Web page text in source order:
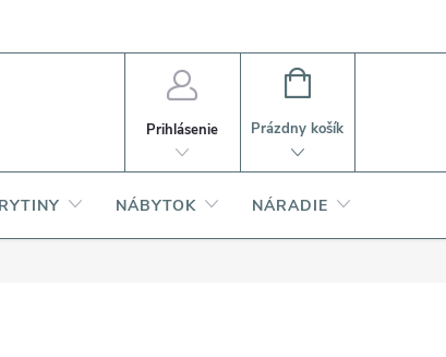
Prihlásenie
NÁKUPNÝ
Prázdny košík
NÁBYTOK NÁRADIE